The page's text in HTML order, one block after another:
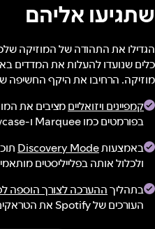
שתגיעו אליהם
כלים שנועדו להעלות את המדדים
מוזיקה. הרחיבו את היקף החשיפה
קמפיינים ויזואלייםמציבים את
בפורמטים כמו Marquee ו-Showcase.
באמצעותDiscovery Mode
ולכלול אותה בפלייליסטים
בתהליךההערכה לצורך הוספה
העורכים של Spotify את הטראקים שאתם עומדים לפרסם בקרוב.